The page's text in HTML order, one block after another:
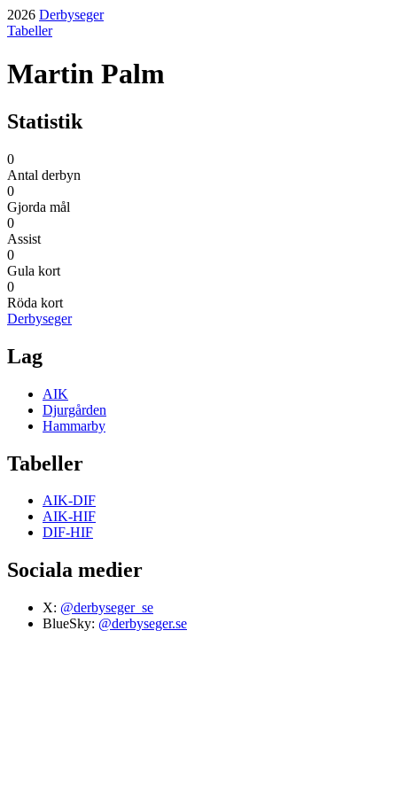
2026 Derbyseger
Tabeller
Martin Palm
Statistik
0
Antal derbyn
0
Gjorda mål
0
Assist
0
Gula kort
0
Röda kort
Derbyseger
Lag
AIK
Djurgården
Hammarby
Tabeller
AIK-DIF
AIK-HIF
DIF-HIF
Sociala medier
X: @derbyseger_se
BlueSky: @derbyseger.se